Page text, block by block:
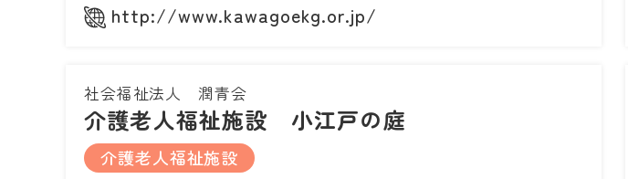
http://www.kawagoekg.or.jp/
社会福祉法人 潤青会
介護老人福祉施設 小江戸の庭
介護老人福祉施設